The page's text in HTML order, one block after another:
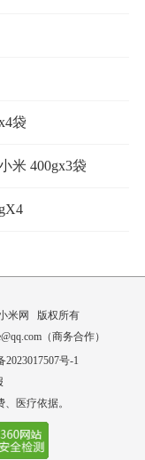
袋
米 400gx3袋
米网 版权所有
（商务合作）
号-1
医疗依据。